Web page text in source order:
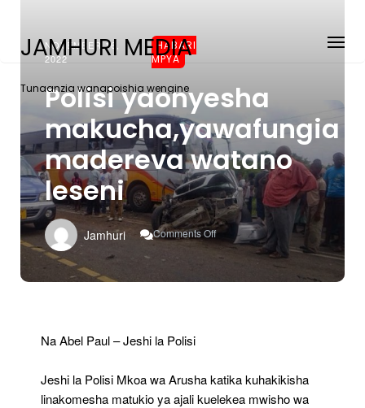
JAMHURI MEDIA
Tunaanzia wanapoishia wengine
NOVEMBER 16,
2022
HABARI
MPYA
Polisi yaonyesha
makucha,yawafungia
madereva watano
leseni
Jamhuri Comments Off
On
Polisi
Yaonyesha
Makucha,yawafungia
Na Abel Paul – Jeshi la Polisi
Jeshi la Polisi Mkoa wa Arusha katika kuhakikisha
linakomesha matukio ya ajali kuelekea mwisho wa